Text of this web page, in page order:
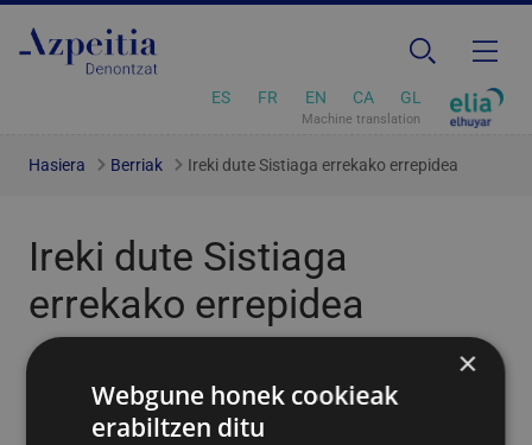
ES FR EN CA GL
Machine translation
Hasiera Berriak Ireki dute Sistiaga errekako errepidea
Ireki dute Sistiaga
errekako errepidea
×
Webgune honek cookieak
erabiltzen ditu